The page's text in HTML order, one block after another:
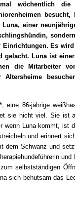
wöchentlich die
Luna, einer
Einrichtungen. Es
gelacht. Luna ist
die Mitarbeiter
eine 86-jährige
sie nicht viel. Sie ist
wenn Luna kommt, ist
und erinnert
dem Schwanz und
selbstständigen
sich behutsam das